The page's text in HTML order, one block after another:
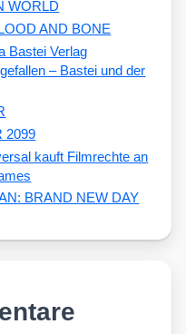
WORLD
AND BONE
– Bastei und der
2099
kauft Filmrechte an
BRAND NEW DAY